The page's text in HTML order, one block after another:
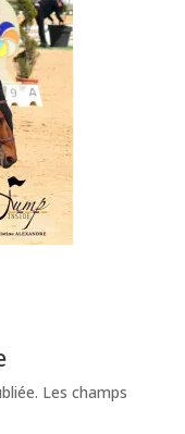
Les champs